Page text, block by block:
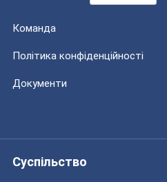
Команда
Політика конфіденційності
Документи
Суспільство